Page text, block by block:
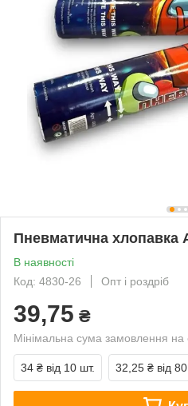
Пневматична хлопавка
В наявності
Код: 4830-26
Опт і роздріб
39,75 ₴
Мінімальна сума замовлення
34 ₴ від 10 шт. 32,25 ₴ від